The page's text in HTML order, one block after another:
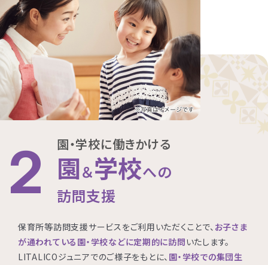
2 園・学校に働きかける
園＆学校への
訪問支援
保育所等訪問支援サービスをご利用いただくことで、 お子さま
が通われている園・学校などに定期的に訪問いたします。
LITALICOジュニアでのご様子をもとに、 園・学校での集団生